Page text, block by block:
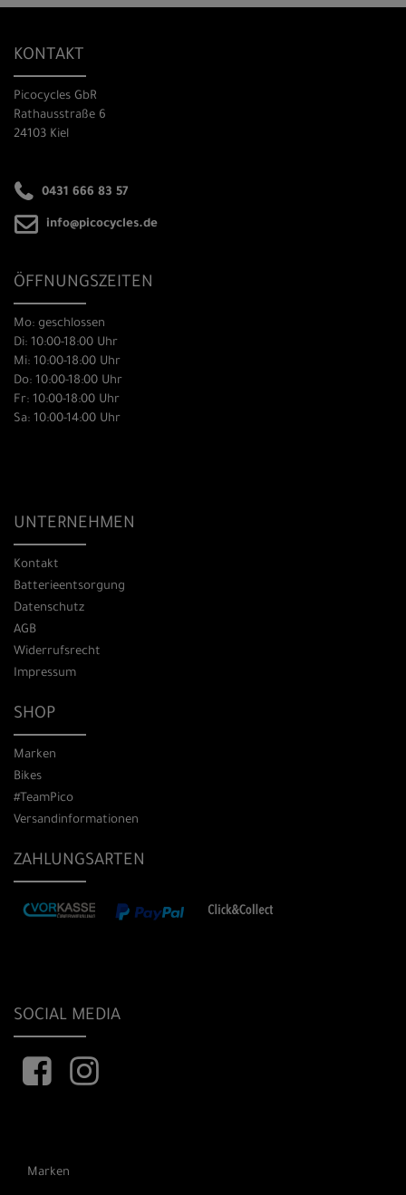
KONTAKT
Picocycles GbR
Rathausstraße 6
24103 Kiel
0431 666 83 57
info@picocycles.de
ÖFFNUNGSZEITEN
Mo: geschlossen
Di: 10:00-18:00 Uhr
Mi: 10:00-18:00 Uhr
Do: 10:00-18:00 Uhr
Fr: 10:00-18:00 Uhr
Sa: 10:00-14:00 Uhr
UNTERNEHMEN
Kontakt
Batterieentsorgung
Datenschutz
AGB
Widerrufsrecht
Impressum
SHOP
Marken
Bikes
#TeamPico
Versandinformationen
ZAHLUNGSARTEN
SOCIAL MEDIA
Marken